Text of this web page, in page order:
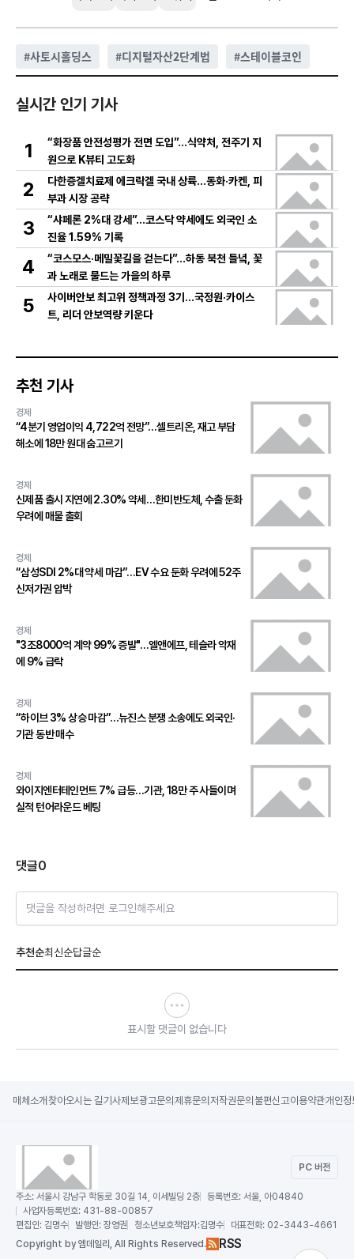
#사토시홀딩스 #디지털자산2단계법 #스테이블코인
실시간 인기 기사
1
“화장품 안전성평가 전면 도입”…식약처, 전주기 지
원으로 K뷰티 고도화
2
다한증겔치료제 에크락겔 국내 상륙…동화·카켄, 피
부과 시장 공략
3
“샤페론 2%대 강세”…코스닥 약세에도 외국인 소
진율 1.59% 기록
4
“코스모스·메밀꽃길을 걷는다”…하동 북천 들녘, 꽃
과 노래로 물드는 가을의 하루
5
사이버안보 최고위 정책과정 3기…국정원·카이스
트, 리더 안보역량 키운다
추천 기사
경제
“4분기 영업이익 4,722억 전망”…셀트리온, 재고 부담
해소에 18만 원대 숨고르기
경제
신제품 출시 지연에 2.30% 약세…한미반도체, 수출 둔화
우려에 매물 출회
경제
“삼성SDI 2%대 약세 마감”…EV 수요 둔화 우려에 52주
신저가권 압박
경제
"3조8000억 계약 99% 증발"…엘앤에프, 테슬라 악재
에 9% 급락
경제
“하이브 3% 상승 마감”…뉴진스 분쟁 소송에도 외국인·
기관 동반 매수
경제
와이지엔터테인먼트 7% 급등…기관, 18만 주 사들이며
실적 턴어라운드 베팅
댓글0
댓글을 작성하려면 로그인해주세요
추천순최신순답글순
표시할 댓글이 없습니다
매체소개 찾아오시는 길기사제보광고문의 제휴문의 저작권문의 불편신고이용약관개인정
PC 버전
주소: 서울시 강남구 학동로 30길 14, 이세빌딩 2층 등록번호: 서울, 아04840
사업자등록번호: 431-88-00857
편집인: 김명수 발행인: 장영권 청소년보호책임자:김명수 대표전화: 02-3443-4661
Copyright by 엠데일리, All Rights Reserved. RSS